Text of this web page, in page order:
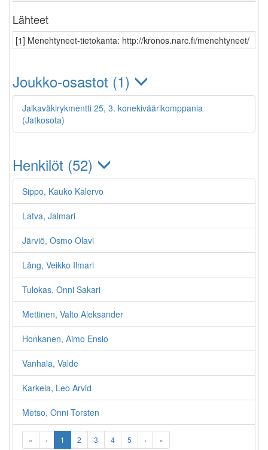
Lähteet
[1] Menehtyneet-tietokanta: http://kronos.narc.fi/menehtyneet/
Joukko-osastot (1)
Jalkaväkirykmentti 25, 3. konekiväärikomppania
(Jatkosota)
Henkilöt (52)
Sippo, Kauko Kalervo
Latva, Jalmari
Järviö, Osmo Olavi
Lång, Veikko Ilmari
Tulokas, Onni Sakari
Mettinen, Valto Aleksander
Honkanen, Aimo Ensio
Vanhala, Valde
Karkela, Leo Arvid
Metso, Onni Torsten
« ‹ 1 2 3 4 5 › »